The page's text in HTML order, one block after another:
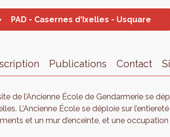
PAD - Casernes d'Ixelles - Usquare
Publications Contact
de l’Ancienne École de Gendarmerie se
L’Ancienne École se déploie sur
et un mur d’enceinte, et une